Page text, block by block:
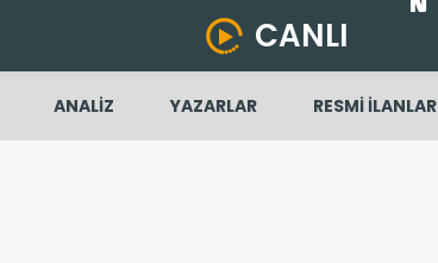
CANLI
ANALİZ YAZARLAR RESMİ İLANLAR